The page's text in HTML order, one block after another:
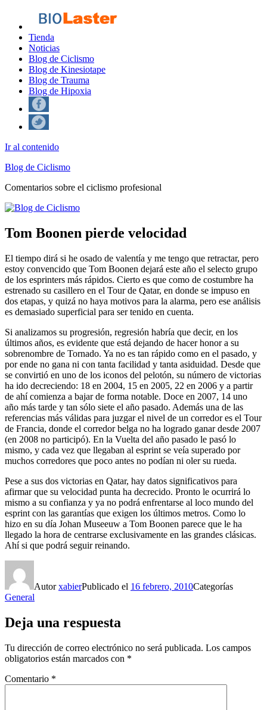
Tienda
Noticias
Blog de Ciclismo
Blog de Kinesiotape
Blog de Trauma
Blog de Hipoxia
Ir al contenido
Blog de Ciclismo
Comentarios sobre el ciclismo profesional
Tom Boonen pierde velocidad
El tiempo dirá si he osado de valentía y me tengo que retractar, pero
estoy convencido que Tom Boonen dejará este año el selecto grupo
de los esprinters más rápidos. Cierto es que como de costumbre ha
estrenado su casillero en el Tour de Qatar, en donde se impuso en
dos etapas, y quizá no haya motivos para la alarma, pero ese análisis
es demasiado superficial para ser tenido en cuenta.
Si analizamos su progresión, regresión habría que decir, en los
últimos años, es evidente que está dejando de hacer honor a su
sobrenombre de Tornado. Ya no es tan rápido como en el pasado, y
por ende no gana ni con tanta facilidad y tanta asiduidad. Desde que
se convirtió en uno de los iconos del pelotón, su número de victorias
ha ido decreciendo: 18 en 2004, 15 en 2005, 22 en 2006 y a partir
de ahí comienza a bajar de forma notable. Doce en 2007, 14 uno
año más tarde y tan sólo siete el año pasado. Además una de las
referencias más válidas para juzgar el nivel de un corredor es el Tour
de Francia, donde el corredor belga no ha logrado ganar desde 2007
(en 2008 no participó). En la Vuelta del año pasado le pasó lo
mismo, y cada vez que llegaban al esprint se veía superado por
muchos corredores que poco antes no podían ni oler su rueda.
Pese a sus dos victorias en Qatar, hay datos significativos para
afirmar que su velocidad punta ha decrecido. Pronto le ocurrirá lo
mismo a su confianza y ya no podrá enfrentarse al loco mundo del
esprint con las garantías que exigen los últimos metros. Como lo
hizo en su día Johan Museeuw a Tom Boonen parece que le ha
llegado la hora de centrarse exclusivamente en las grandes clásicas.
Ahí si que podrá seguir reinando.
AutorxabierPublicado el 16 febrero, 2010Categorías
General
Deja una respuesta
Tu dirección de correo electrónico no será publicada. Los campos
obligatorios están marcados con *
Comentario *